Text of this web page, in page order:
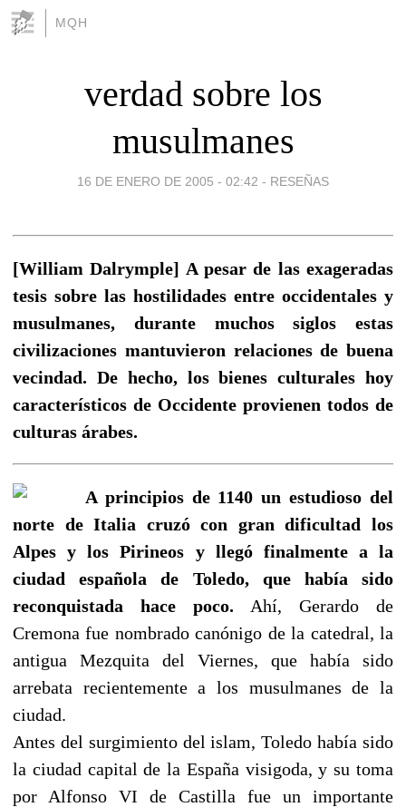
MQH
verdad sobre los
musulmanes
16 DE ENERO DE 2005 - 02:42 - RESEÑAS
[William Dalrymple] A pesar de las exageradas
tesis sobre las hostilidades entre occidentales y
musulmanes, durante muchos siglos estas
civilizaciones mantuvieron relaciones de buena
vecindad. De hecho, los bienes culturales hoy
característicos de Occidente provienen todos de
culturas árabes.
A principios de 1140 un estudioso del
norte de Italia cruzó con gran dificultad los
Alpes y los Pirineos y llegó finalmente a la
ciudad española de Toledo, que había sido
reconquistada hace poco. Ahí, Gerardo de
Cremona fue nombrado canónigo de la catedral, la
antigua Mezquita del Viernes, que había sido
arrebata recientemente a los musulmanes de la
ciudad.
Antes del surgimiento del islam, Toledo había sido
la ciudad capital de la España visigoda, y su toma
por Alfonso VI de Castilla fue un importante